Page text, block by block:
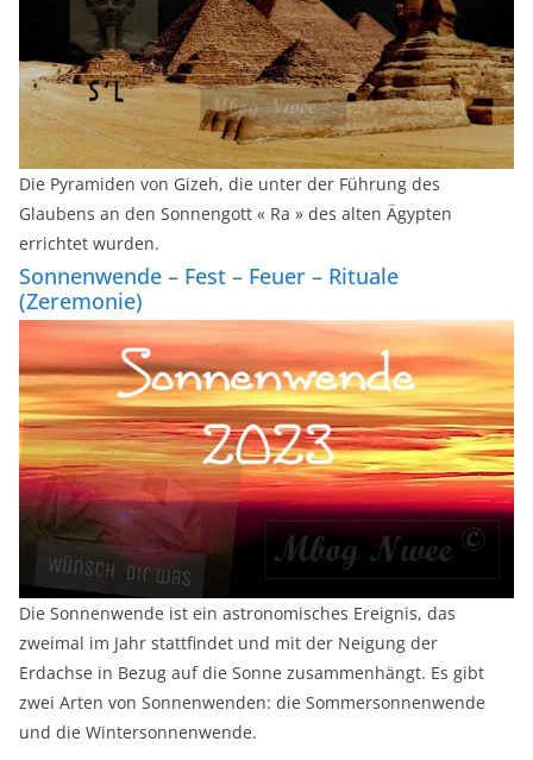
Die Pyramiden von Gizeh, die unter der Führung des
Glaubens an den Sonnengott « Ra » des alten Ägypten
errichtet wurden.
Sonnenwende – Fest – Feuer – Rituale
(Zeremonie)
Die Sonnenwende ist ein astronomisches Ereignis, das
zweimal im Jahr stattfindet und mit der Neigung der
Erdachse in Bezug auf die Sonne zusammenhängt. Es gibt
zwei Arten von Sonnenwenden: die Sommersonnenwende
und die Wintersonnenwende.